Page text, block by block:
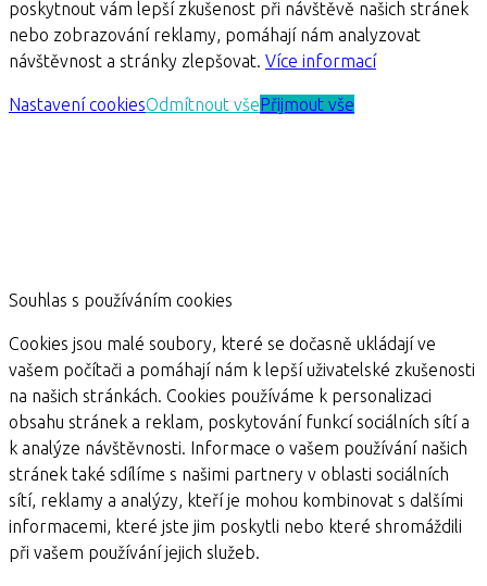
poskytnout vám lepší zkušenost při návštěvě našich stránek
nebo zobrazování reklamy, pomáhají nám analyzovat
návštěvnost a stránky zlepšovat. Více informací
Nastavení cookiesOdmítnout všePřijmout vše
Souhlas s používáním cookies
Cookies jsou malé soubory, které se dočasně ukládají ve
vašem počítači a pomáhají nám k lepší uživatelské zkušenosti
na našich stránkách. Cookies používáme k personalizaci
obsahu stránek a reklam, poskytování funkcí sociálních sítí a
k analýze návštěvnosti. Informace o vašem používání našich
stránek také sdílíme s našimi partnery v oblasti sociálních
sítí, reklamy a analýzy, kteří je mohou kombinovat s dalšími
informacemi, které jste jim poskytli nebo které shromáždili
při vašem používání jejich služeb.